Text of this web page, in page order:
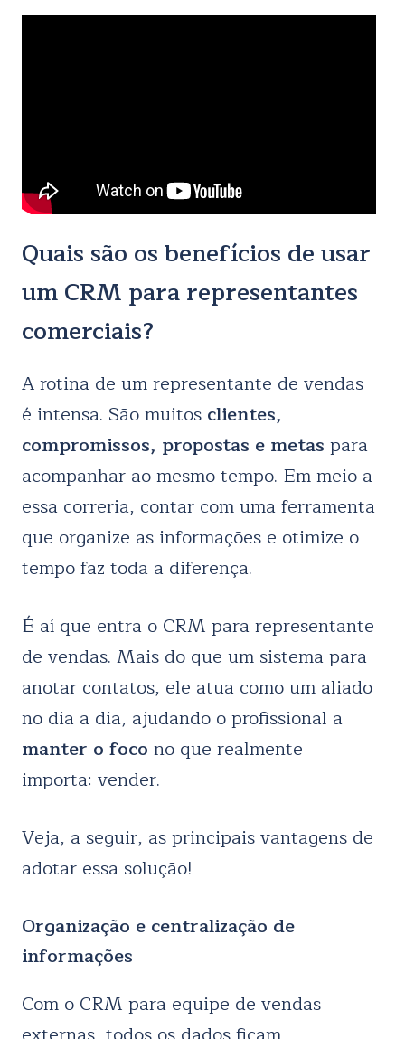
Quais são os benefícios de usar
um CRM para representantes
comerciais?
A rotina de um representante de vendas
é intensa. São muitos clientes,
compromissos, propostas e metas para
acompanhar ao mesmo tempo. Em meio a
essa correria, contar com uma ferramenta
que organize as informações e otimize o
tempo faz toda a diferença.
É aí que entra o CRM para representante
de vendas. Mais do que um sistema para
anotar contatos, ele atua como um aliado
no dia a dia, ajudando o profissional a
manter o focono que realmente
importa: vender.
Veja, a seguir, as principais vantagens de
adotar essa solução!
Organização e centralização de
informações
Com o CRM para equipe de vendas